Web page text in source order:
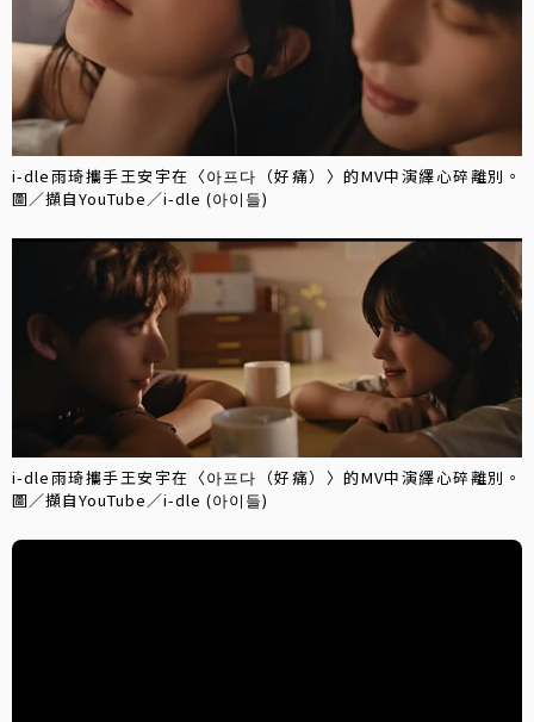
i-dle雨琦攜手王安宇在〈아프다（好痛）〉的MV中演繹心碎離別。
圖／擷自YouTube／i-dle (아이들)
i-dle雨琦攜手王安宇在〈아프다（好痛）〉的MV中演繹心碎離別。
圖／擷自YouTube／i-dle (아이들)